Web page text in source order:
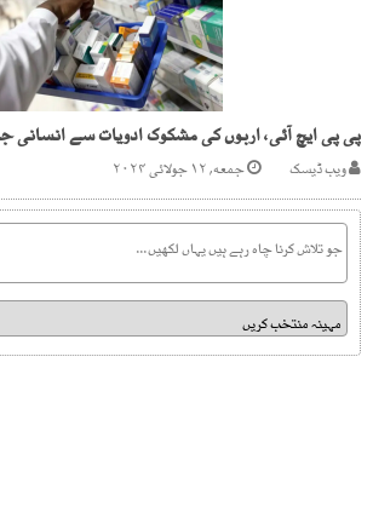
پی پی ایچ آئی، اربوں کی مشکوک ادویات سے انسانی
ویب ڈیسک جمعه, ۱۲ جولائی ۲۰۲۴